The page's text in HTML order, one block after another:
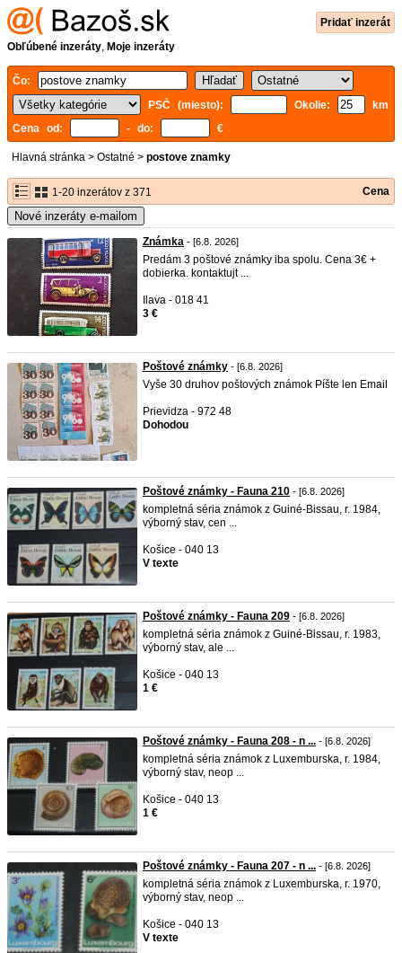
Pridať inzerát
Obľúbené inzeráty, Moje inzeráty
Čo:
PSČ (miesto):
Okolie:
km
Cena od:
- do: €
Hlavná stránka > Ostatné > postove znamky
1-20 inzerátov z 371 Cena
Nové inzeráty e-mailom
Známka - [6.8. 2026]
Predám 3 poštové známky iba spolu. Cena 3€ +
dobierka. kontaktujt ...
Ilava - 018 41
3 €
Poštové známky - [6.8. 2026]
Vyše 30 druhov poštových známok Píšte len Email
Prievidza - 972 48
Dohodou
Poštové známky - Fauna 210 - [6.8. 2026]
kompletná séria známok z Guiné-Bissau, r. 1984,
výborný stav, cen ...
Košice - 040 13
V texte
Poštové známky - Fauna 209 - [6.8. 2026]
kompletná séria známok z Guiné-Bissau, r. 1983,
výborný stav, ale ...
Košice - 040 13
1 €
Poštové známky - Fauna 208 - n ... - [6.8. 2026]
kompletná séria známok z Luxemburska, r. 1984,
výborný stav, neop ...
Košice - 040 13
1 €
Poštové známky - Fauna 207 - n ... - [6.8. 2026]
kompletná séria známok z Luxemburska, r. 1970,
výborný stav, neop ...
Košice - 040 13
V texte